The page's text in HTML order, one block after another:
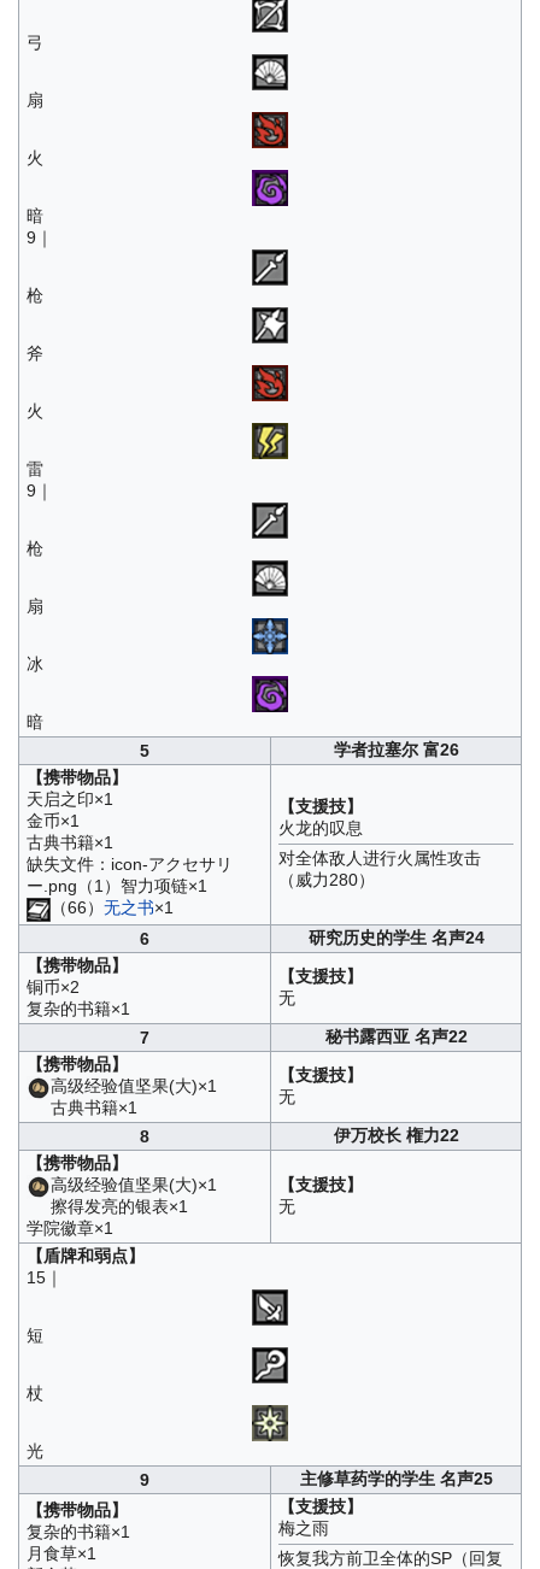
弓
扇
火
暗
9｜
枪
斧
火
雷
9｜
枪
扇
冰
暗
5
学者拉塞尔 富26
【携带物品】
天启之印×1
金币×1
古典书籍×1
缺失文件：icon-アクセサリ
ー.png（1）智力项链×1
（66） 无之书×1
【支援技】
火龙的叹息
对全体敌人进行火属性攻击
（威力280）
6
研究历史的学生 名声24
【携带物品】
铜币×2
复杂的书籍×1
【支援技】
无
7
秘书露西亚 名声22
【携带物品】
高级经验值坚果(大)×1
古典书籍×1
【支援技】
无
8
伊万校长 権力22
【携带物品】
高级经验值坚果(大)×1
擦得发亮的银表×1
学院徽章×1
【支援技】
无
【盾牌和弱点】
15｜
短
杖
光
9
主修草药学的学生 名声25
【携带物品】
复杂的书籍×1
月食草×1
【支援技】
梅之雨
恢复我方前卫全体的SP（回复